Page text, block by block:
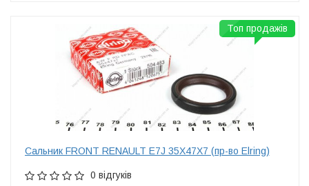
Сальник FRONT RENAULT E7J 35X47X7 (пр-во Elring)
0 відгуків
Топ продажів